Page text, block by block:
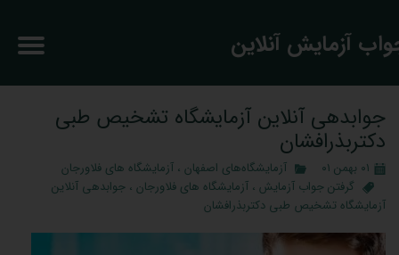
آزمایش آنلاین
جوابدهی آنلاین آزمایشگاه تشخیص طبی
دکتربذرافشان
۰۱ بهمن ۰۱ آزمایشگاه‌های اصفهان ، آزمایشگاه های فلاورجان
گرفتن جواب آزمایش ، آزمایشگاه های فلاورجان ، جوابدهی آنلاین
آزمایشگاه تشخیص طبی دکتربذرافشان